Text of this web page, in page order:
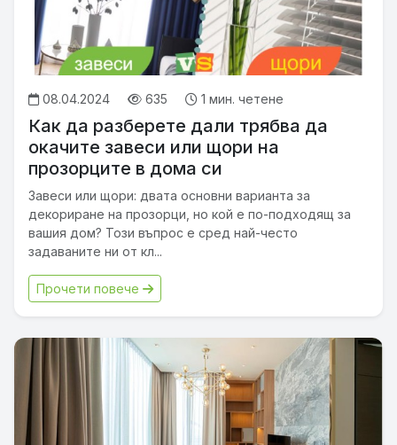
08.04.2024 635 1 мин. четене
Как да разберете дали трябва да
окачите завеси или щори на
прозорците в дома си
Завеси или щори: двата основни варианта за
декориране на прозорци, но кой е по-подходящ за
вашия дом? Този въпрос е сред най-често
задаваните ни от кл...
Прочети повече